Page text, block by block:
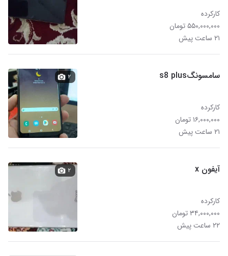
کارکرده
۵۵۰,۰۰۰,۰۰۰ تومان
۲۱ ساعت پیش
سامسونگs8 plus
کارکرده
۱۶,۰۰۰,۰۰۰ تومان
۲۱ ساعت پیش
۲
آیفون x
کارکرده
۳۴,۰۰۰,۰۰۰ تومان
۲۲ ساعت پیش
۲